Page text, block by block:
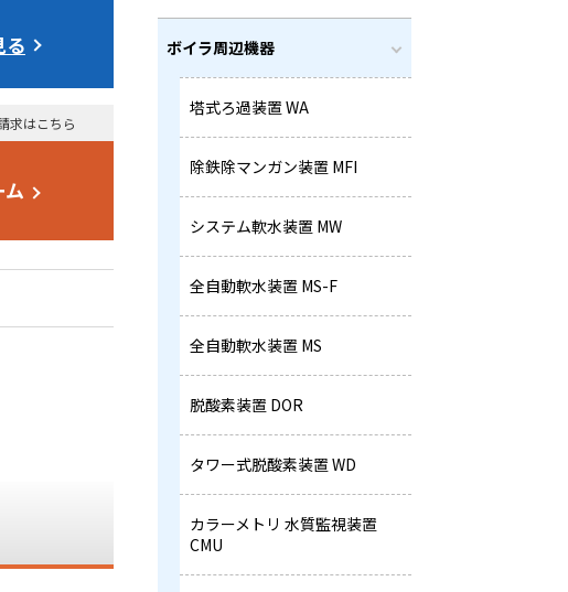
る
求はこちら
ボイラ周辺機器
塔式ろ過装置 WA
除鉄除マンガン装置 MFI
システム軟水装置 MW
全自動軟水装置 MS-F
全自動軟水装置 MS
脱酸素装置 DOR
タワー式脱酸素装置 WD
カラーメトリ 水質監視装置
CMU